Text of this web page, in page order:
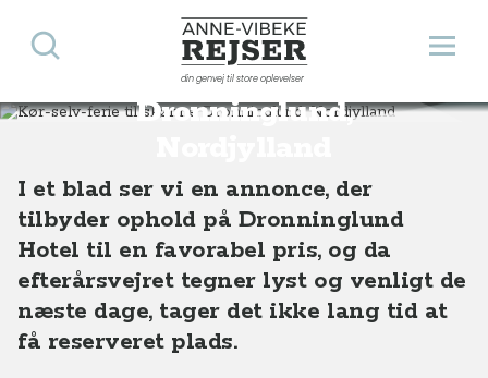
Anne-Vibeke Rejser
din genvej til store oplevelser
Åbn
Søg
Kør-selv-ferie til skønne
Dronninglund,
Destinationer Europa Danmark Kør-selv-ferie til skønne Dronninglund, Nordjylland
I et blad ser vi en annonce, der
tilbyder ophold på Dronninglund
Hotel til en favorabel pris, og da
efterårsvejret tegner lyst og venligt de
næste dage, tager det ikke lang tid at
få reserveret plads.